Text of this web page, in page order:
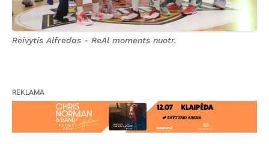
Reivytis Alfredas - ReAl moments nuotr.
REKLAMA